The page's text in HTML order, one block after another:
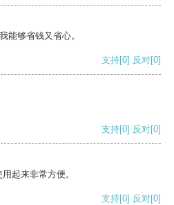
能够省钱又省心。
支持[0] 反对[0]
支持[0] 反对[0]
起来非常方便。
支持[0] 反对[0]